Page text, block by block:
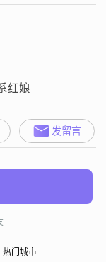
红娘
发留言
热门城市